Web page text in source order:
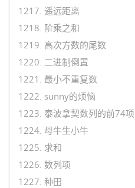
1217. 遥远距离
1218. 阶乘之和
1219. 高次方数的尾数
1220. 二进制倒置
1221. 最小不重复数
1222. sunny的烦恼
1223. 泰波拿契数列的前74项
1224. 母牛生小牛
1225. 求和
1226. 数列项
1227. 种田